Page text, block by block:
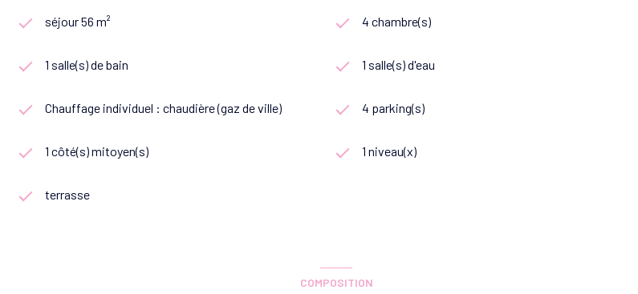
séjour 56 m² 4 chambre(s)
1 salle(s) de bain 1 salle(s) d'eau
Chauffage individuel : chaudière (gaz de ville) 4 parking(s)
1 côté(s) mitoyen(s) 1 niveau(x)
terrasse
COMPOSITION